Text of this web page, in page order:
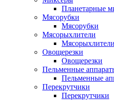
Планетарные
Мясорубки
Мясорубки
Мясорыхлители
Мясорыхлители
Овощерезки
Овощерезки
Пельменные
Пельменные
Перекрутчики
Перекрутчики